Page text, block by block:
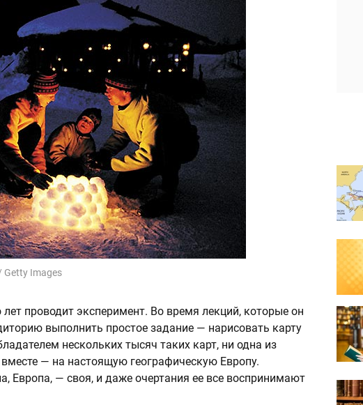
Getty Images
проводит эксперимент. Во время лекций, которые он
выполнить простое задание — нарисовать карту
нескольких тысяч таких карт, ни одна из
— на настоящую географическую Европу.
Европа, — своя, и даже очертания ее все воспринимают